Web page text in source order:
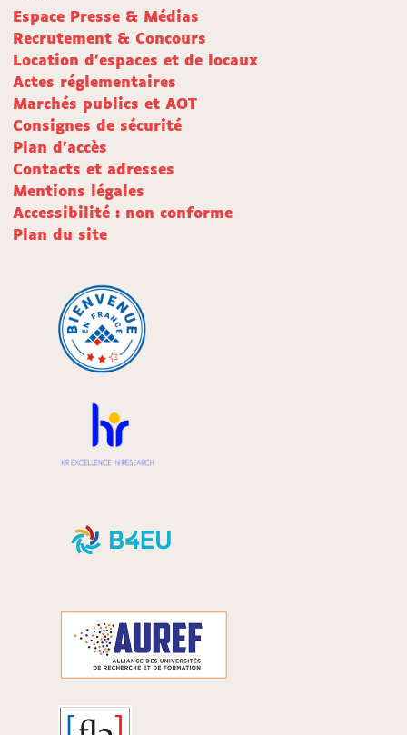
Espace Presse & Médias
Recrutement & Concours
Location d'espaces et de locaux
Actes réglementaires
Marchés publics et AOT
Consignes de sécurité
Plan d'accès
Contacts et adresses
Mentions légales
Accessibilité : non conforme
Plan du site